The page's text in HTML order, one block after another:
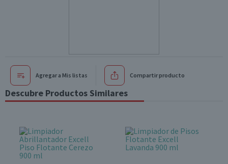
Agregar a Mis listas Compartir producto
Descubre Productos Similares